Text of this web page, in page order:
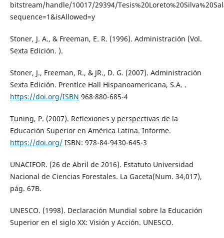
bitstream/handle/10017/29394/
sequence=1&isAllowed=y
Stoner, J. A., & Freeman, E. R. (1996). Administración (Vol.
Sexta Edición. ).
Stoner, J., Freeman, R., & JR., D. G. (2007). Administración
Sexta Edición. Prentlce Hall Hispanoamericana, S.A. .
https://doi.org/ISBN 968·880-685-4
Tuning, P. (2007). Reflexiones y perspectivas de la
Educación Superior en América Latina. Informe.
https://doi.org/ISBN: 978-84-9430-645-3
UNACIFOR. (26 de Abril de 2016). Estatuto Universidad
Nacional de Ciencias Forestales. La Gaceta(Num. 34,017),
pág. 67B.
UNESCO. (1998). Declaración Mundial sobre la Educación
Superior en el siglo XX: Visión y Acción. UNESCO.